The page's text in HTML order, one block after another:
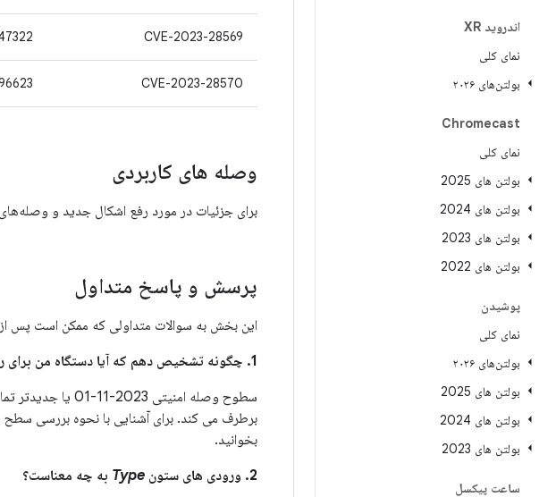
اندروید XR
نمای کلی
بولتن‌های ۲۰۲۶
Chromecast
نمای کلی
بولتن های 2025
بولتن های 2024
بولتن های 2023
بولتن های 2022
پوشیدن
نمای کلی
بولتن‌های ۲۰۲۶
بولتن های 2025
بولتن های 2024
بولتن های 2023
ساعت پیکسل
CVE-2023-28569
CVE-2023-28570
وصله های کاربردی
برای جزئیات در مورد رفع اشکال جدید و
پرسش و پاسخ متداول
این بخش به سوالات متداولی که ممکن است پس
1. چگونه تشخیص دهم که آیا دستگاه من برای رفع این مشکلات به روز شده است؟
برطرف می کند. برای آشنایی با نحوه بررسی سطح
بخوانید.
2. ورودی های ستون
Type به چه معناست؟